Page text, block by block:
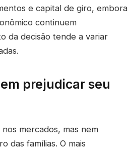
e capital de giro, embora
continuem
da decisão tende a variar
prejudicar seu
mercados, mas nem
das famílias. O mais